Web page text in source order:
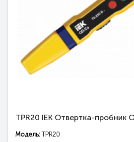
TPR20 IEK Отвертка-пробник
Модель:TPR20